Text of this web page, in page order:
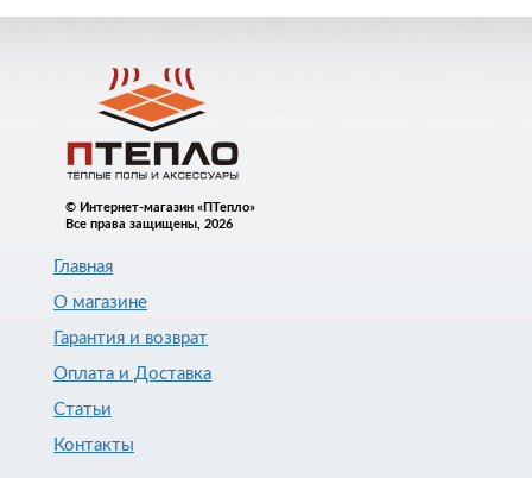
© Интернет-магазин «ПТепло»
Все права защищены, 2026
Главная
О магазине
Гарантия и возврат
Оплата и Доставка
Статьи
Контакты